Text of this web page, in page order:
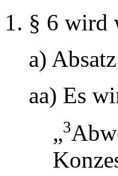
§ 6 wird
a)
aa) Es
„3